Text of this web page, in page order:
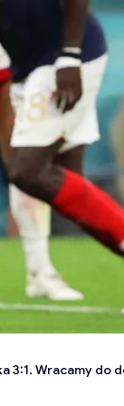
3:1. Wracamy do